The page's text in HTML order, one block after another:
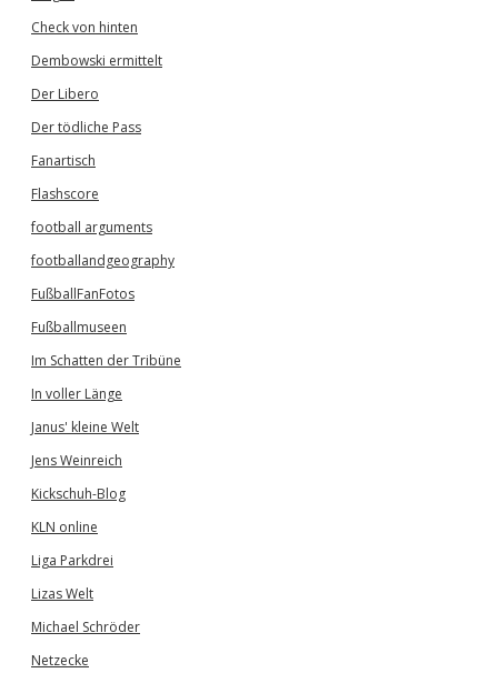
Check von hinten
Dembowski ermittelt
Der Libero
Der tödliche Pass
Fanartisch
Flashscore
football arguments
footballandgeography
FußballFanFotos
Fußballmuseen
Im Schatten der Tribüne
In voller Länge
Janus' kleine Welt
Jens Weinreich
Kickschuh-Blog
KLN online
Liga Parkdrei
Lizas Welt
Michael Schröder
Netzecke